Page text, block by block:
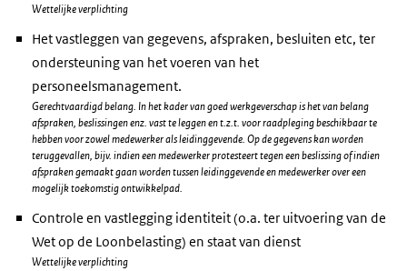
Wettelijke verplichting
Het vastleggen van gegevens, afspraken, besluiten etc, ter
ondersteuning van het voeren van het
personeelsmanagement.
Gerechtvaardigd belang. In het kader van goed werkgeverschap is het van belang
afspraken, beslissingen enz. vast te leggen en t.z.t. voor raadpleging beschikbaar te
hebben voor zowel medewerker als leidinggevende. Op de gegevens kan worden
teruggevallen, bijv. indien een medewerker protesteert tegen een beslissing of indien
afspraken gemaakt gaan worden tussen leidinggevende en medewerker over een
mogelijk toekomstig ontwikkelpad.
Controle en vastlegging identiteit (o.a. ter uitvoering van de
Wet op de Loonbelasting) en staat van dienst
Wettelijke verplichting